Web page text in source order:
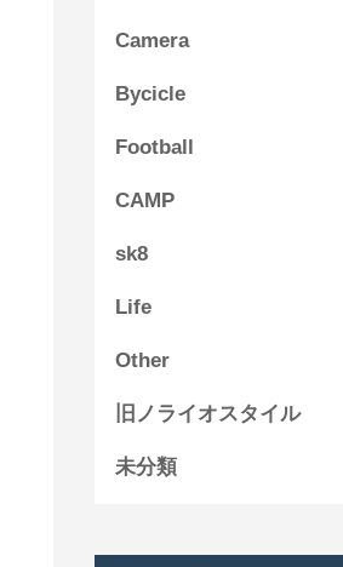
Camera
Bycicle
Football
CAMP
sk8
Life
Other
旧ノライオスタイル
未分類